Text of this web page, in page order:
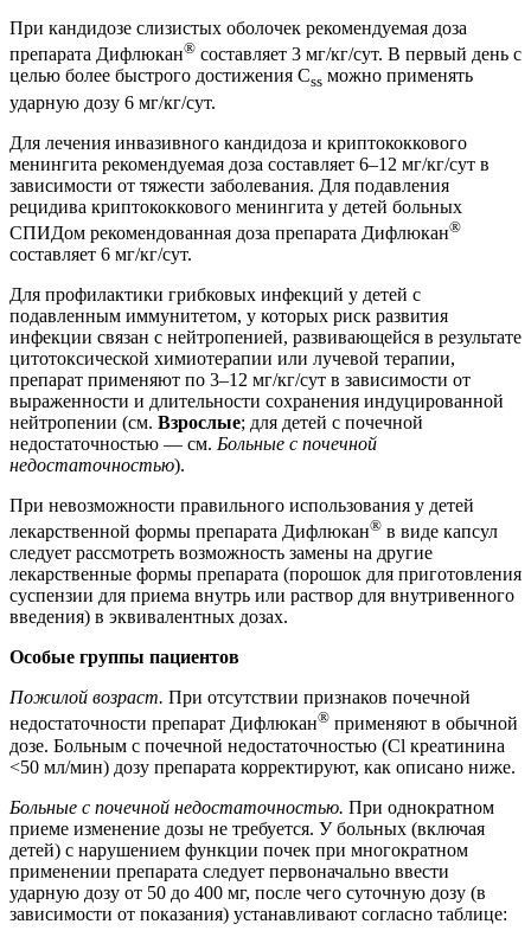
При кандидозе слизистых оболочек рекомендуемая доза
препарата Дифлюкан® составляет 3 мг/кг/сут. В первый день с
целью более быстрого достижения Css можно применять
ударную дозу 6 мг/кг/сут.
Для лечения инвазивного кандидоза и криптококкового
менингита рекомендуемая доза составляет 6–12 мг/кг/сут в
зависимости от тяжести заболевания. Для подавления
рецидива криптококкового менингита у детей больных
СПИДом рекомендованная доза препарата Дифлюкан®
составляет 6 мг/кг/сут.
Для профилактики грибковых инфекций у детей с
подавленным иммунитетом, у которых риск развития
инфекции связан с нейтропенией, развивающейся в результате
цитотоксической химиотерапии или лучевой терапии,
препарат применяют по 3–12 мг/кг/сут в зависимости от
выраженности и длительности сохранения индуцированной
нейтропении (см. Взрослые; для детей с почечной
недостаточностью — см. Больные с почечной
недостаточностью).
При невозможности правильного использования у детей
лекарственной формы препарата Дифлюкан® в виде капсул
следует рассмотреть возможность замены на другие
лекарственные формы препарата (порошок для приготовления
суспензии для приема внутрь или раствор для внутривенного
введения) в эквивалентных дозах.
Особые группы пациентов
Пожилой возраст. При отсутствии признаков почечной
недостаточности препарат Дифлюкан® применяют в обычной
дозе. Больным с почечной недостаточностью (Cl креатинина
<50 мл/мин) дозу препарата корректируют, как описано ниже.
Больные с почечной недостаточностью. При однократном
приеме изменение дозы не требуется. У больных (включая
детей) с нарушением функции почек при многократном
применении препарата следует первоначально ввести
ударную дозу от 50 до 400 мг, после чего суточную дозу (в
зависимости от показания) устанавливают согласно таблице: